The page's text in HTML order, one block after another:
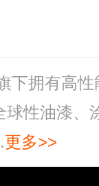
下拥有高
性油漆、
更多>>